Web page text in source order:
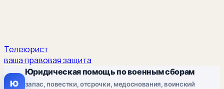
Телеюрист
ваша правовая защита
Ю
Юридическая помощь по военным сборам
запас, повестки, отсрочки, медоснования, воинский